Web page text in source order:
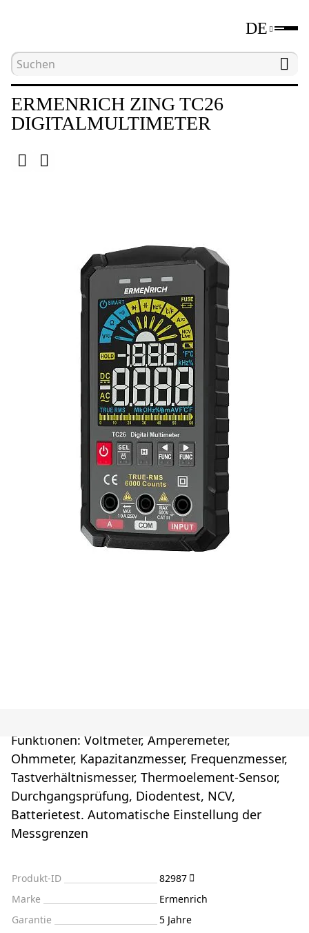
DE
Hauptseite
ERMENRICH ZING TC26
DIGITALMULTIMETER
Funktionen: Voltmeter, Amperemeter,
Ohmmeter, Kapazitanzmesser, Frequenzmesser,
Tastverhältnismesser, Thermoelement-Sensor,
Durchgangsprüfung, Diodentest, NCV,
Batterietest. Automatische Einstellung der
Messgrenzen
Produkt-ID
82987
Marke
Ermenrich
Garantie
5 Jahre